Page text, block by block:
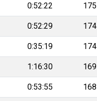
0:52:22 175
0:52:29 174
0:35:19 174
1:16:30 169
0:53:55 168